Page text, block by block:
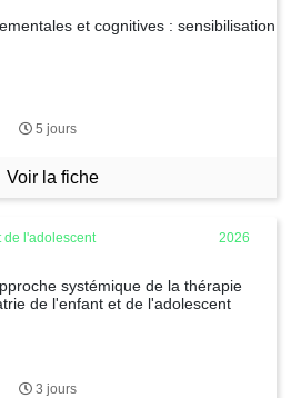
et cognitives : sensibilisation
5 jours
Voir la fiche
de l'adolescent 2026
systémique de la thérapie
de l'enfant et de l'adolescent
3 jours